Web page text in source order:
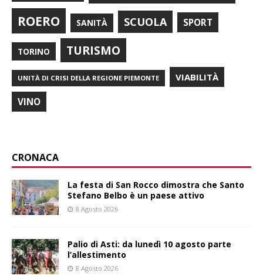
ROERO SANITÀ SCUOLA SPORT
TORINO TURISMO
UNITÀ DI CRISI DELLA REGIONE PIEMONTE VIABILITÀ
VINO
CRONACA
La festa di San Rocco dimostra che Santo
Stefano Belbo è un paese attivo
8 Agosto 2026
Palio di Asti: da lunedì 10 agosto parte
l’allestimento
8 Agosto 2026